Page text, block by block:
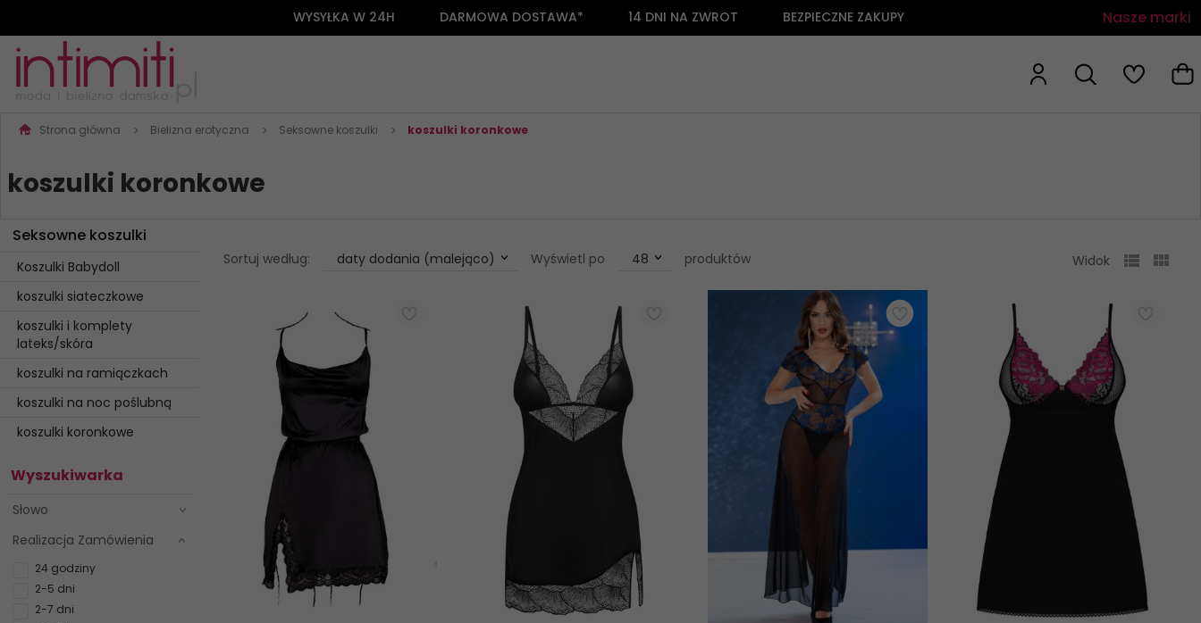
WYSYŁKA W 24H DARMOWA DOSTAWA* 14 DNI NA ZWROT BEZPIECZNE ZAKUPY Nasze marki
Strona główna Bielizna erotyczna Seksowne koszulki koszulki koronkowe
koszulki koronkowe
Seksowne koszulki
Koszulki Babydoll
koszulki siateczkowe
koszulki i komplety
lateks/skóra
koszulki na ramiączkach
koszulki na noc poślubną
koszulki koronkowe
Wyszukiwarka
Słowo
Realizacja Zamówienia
24 godziny
2-5 dni
2-7 dni
Sortuj według: daty dodania (malejąco) Wyświetl po 48 produktów Widok